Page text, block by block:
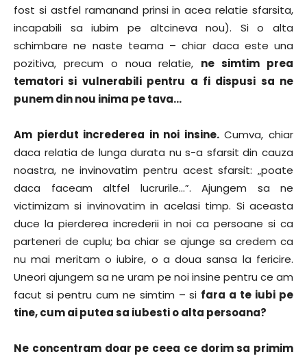
fost si astfel ramanand prinsi in acea relatie sfarsita,
incapabili sa iubim pe altcineva nou). Si o alta
schimbare ne naste teama – chiar daca este una
pozitiva, precum o noua relatie, ne simtim prea
tematori si vulnerabili pentru a fi dispusi sa ne
punem din nou inima pe tava…
Am pierdut increderea in noi insine.Cumva, chiar
daca relatia de lunga durata nu s-a sfarsit din cauza
noastra, ne invinovatim pentru acest sfarsit: „poate
daca faceam altfel lucrurile…”. Ajungem sa ne
victimizam si invinovatim in acelasi timp. Si aceasta
duce la pierderea increderii in noi ca persoane si ca
parteneri de cuplu; ba chiar se ajunge sa credem ca
nu mai meritam o iubire, o a doua sansa la fericire.
Uneori ajungem sa ne uram pe noi insine pentru ce am
facut si pentru cum ne simtim – si fara a te iubi pe
tine, cum ai putea sa iubesti o alta persoana?
Ne concentram doar pe ceea ce dorim sa primim